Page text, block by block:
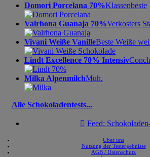
Domori Porcelana 70%Klassenbeste
Valrhona Guanaja 70%Verkosters
Vivani Weiße VanilleBeste Weiße
Lindt Excellence 70% Intensiv
Milka AlpenmilchMuh.
Alle Schokoladentests...
 Feed:
Über uns
Nutzung der Testergebnisse
AGB / Datenschutz